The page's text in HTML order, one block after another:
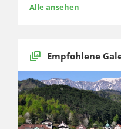
Alle ansehen
Empfohlene